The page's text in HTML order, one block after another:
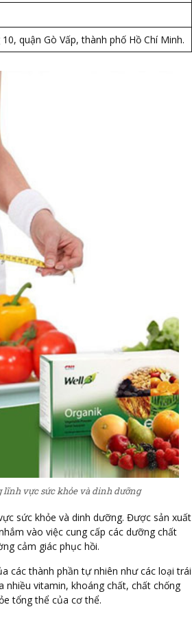
quận Gò Vấp, thành phố Hồ Chí Minh.
vực sức khỏe và dinh dưỡng
sức khỏe và dinh dưỡng. Được sản xuất
vào việc cung cấp các dưỡng chất
cảm giác phục hồi.
các thành phần tự nhiên như các loại trái
nhiều vitamin, khoáng chất, chất chống
tổng thể của cơ thể.